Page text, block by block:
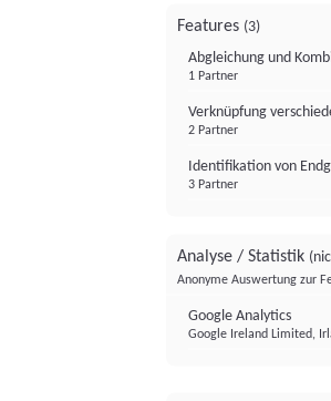
Features (3)
Abgleichung und
1 Partner
Verknüpfung
2 Partner
Identifikation von
3 Partner
Analyse / Statistik
Anonyme Auswertung zur
Google Analytics
Google Ireland Limited,